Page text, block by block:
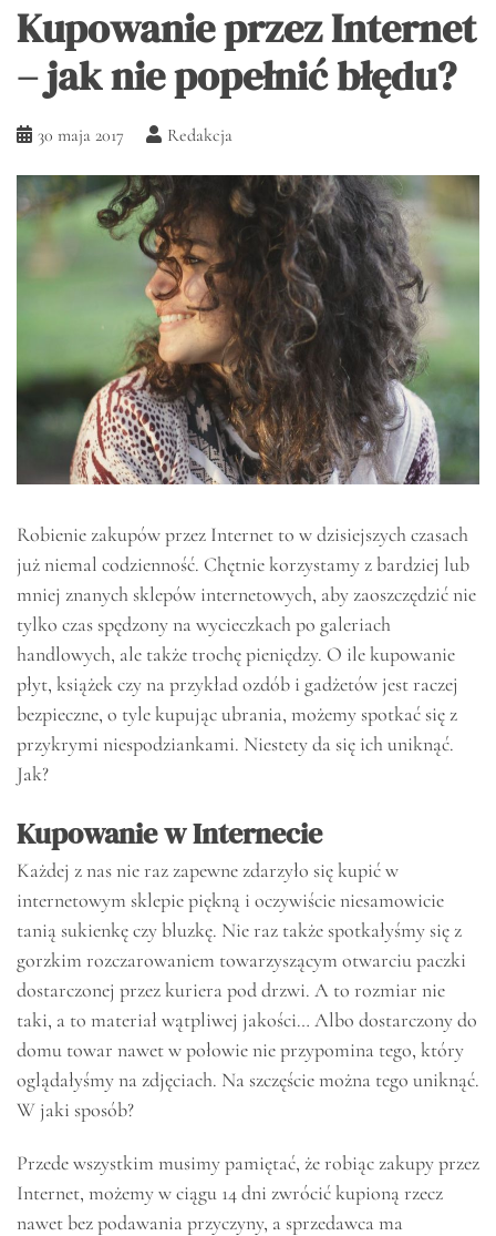
Kupowanie przez Internet
– jak nie popełnić błędu?
30 maja 2017 Redakcja
Robienie zakupów przez Internet to w dzisiejszych czasach
już niemal codzienność. Chętnie korzystamy z bardziej lub
mniej znanych sklepów internetowych, aby zaoszczędzić nie
tylko czas spędzony na wycieczkach po galeriach
handlowych, ale także trochę pieniędzy. O ile kupowanie
płyt, książek czy na przykład ozdób i gadżetów jest raczej
bezpieczne, o tyle kupując ubrania, możemy spotkać się z
przykrymi niespodziankami. Niestety da się ich uniknąć.
Jak?
Kupowanie w Internecie
Każdej z nas nie raz zapewne zdarzyło się kupić w
internetowym sklepie piękną i oczywiście niesamowicie
tanią sukienkę czy bluzkę. Nie raz także spotkałyśmy się z
gorzkim rozczarowaniem towarzyszącym otwarciu paczki
dostarczonej przez kuriera pod drzwi. A to rozmiar nie
taki, a to materiał wątpliwej jakości… Albo dostarczony do
domu towar nawet w połowie nie przypomina tego, który
oglądałyśmy na zdjęciach. Na szczęście można tego uniknąć.
W jaki sposób?
Przede wszystkim musimy pamiętać, że robiąc zakupy przez
Internet, możemy w ciągu 14 dni zwrócić kupioną rzecz
nawet bez podawania przyczyny, a sprzedawca ma